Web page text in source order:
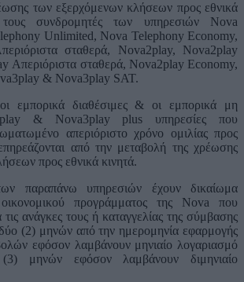
των εξερχόμενων κλήσεων προς εθνικά
τους συνδρομητές των υπηρεσιών Nova
Unlimited, Nova Telephony Economy,
σταθερά, Nova2play, Nova2play
Απεριόριστα σταθερά, Nova2play Economy,
& Nova3play SAT.
οι εμπορικά διαθέσιμες & οι εμπορικά μη
& Nova3play plus υπηρεσίες που
απεριόριστο χρόνο ομιλίας προς
από την μεταβολή της χρέωσης
προς εθνικά κινητά.
παραπάνω υπηρεσιών έχουν δικαίωμα
προγράμματος της Nova που
τις ανάγκες τους ή καταγγελίας της σύμβασης
(2) μηνών από την ημερομηνία εφαρμογής
εφόσον λαμβάνουν μηνιαίο λογαριασμό
μηνών εφόσον λαμβάνουν διμηνιαίο